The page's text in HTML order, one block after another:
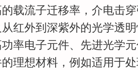
载流子迁移率，介电击
红外到深紫外的光学透
率电子元件、先进光学
理想材料，例如适用于